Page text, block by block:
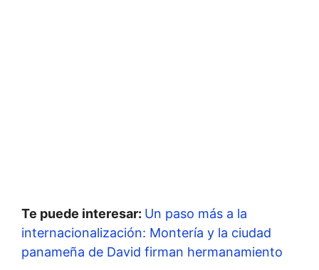
Te puede interesar: Un paso más a la
internacionalización: Montería y la ciudad
panameña de David firman hermanamiento